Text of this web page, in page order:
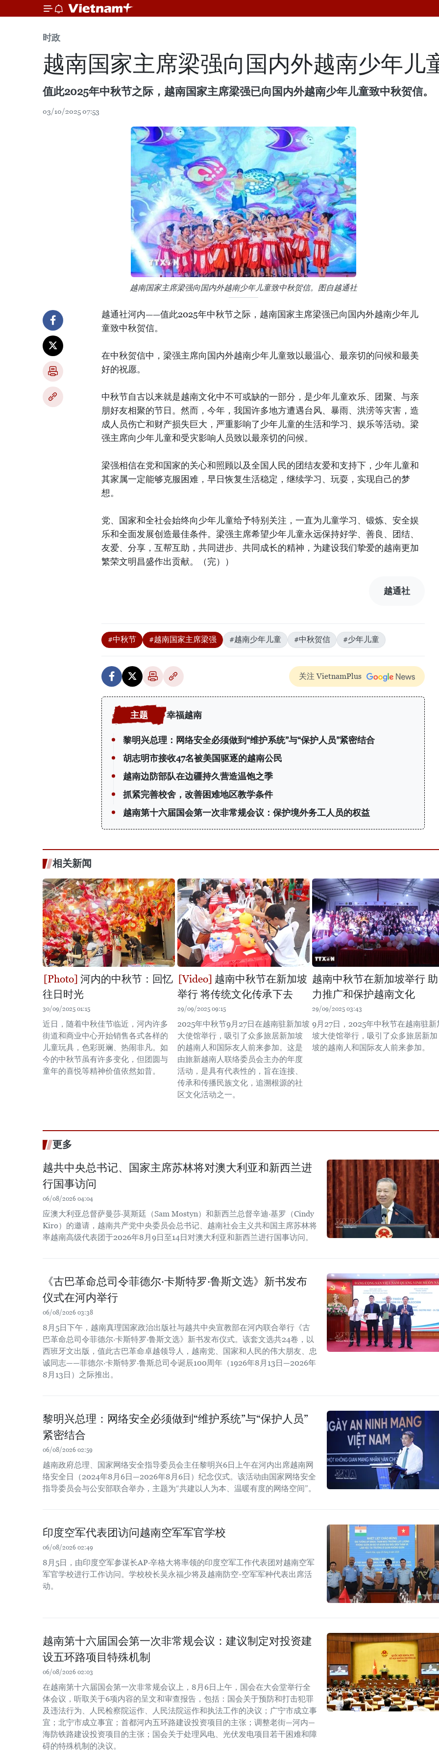
时政
越南国家主席梁强向国内外越南少年儿
值此2025年中秋节之际，越南国家主席梁强已向国内外越南少年儿童致中秋贺信。
03/10/2025 07:53
越南国家主席梁强向国内外越南少年儿童致中秋贺信。图自越通社
越通社河内——值此2025年中秋节之际，越南国家主席梁强已向国内外越南少年儿
童致中秋贺信。
在中秋贺信中，梁强主席向国内外越南少年儿童致以最温心、最亲切的问候和最美
好的祝愿。
中秋节自古以来就是越南文化中不可或缺的一部分，是少年儿童欢乐、团聚、与亲
朋好友相聚的节日。然而，今年，我国许多地方遭遇台风、暴雨、洪涝等灾害，造
成人员伤亡和财产损失巨大，严重影响了少年儿童的生活和学习、娱乐等活动。梁
强主席向少年儿童和受灾影响人员致以最亲切的问候。
梁强相信在党和国家的关心和照顾以及全国人民的团结友爱和支持下，少年儿童和
其家属一定能够克服困难，早日恢复生活稳定，继续学习、玩耍，实现自己的梦
想。
党、国家和全社会始终向少年儿童给予特别关注，一直为儿童学习、锻炼、安全娱
乐和全面发展创造最佳条件。梁强主席希望少年儿童永远保持好学、善良、团结、
友爱、分享，互帮互助，共同进步、共同成长的精神，为建设我们挚爱的越南更加
繁荣文明昌盛作出贡献。（完））
越通社
#中秋节 #越南国家主席梁强 #越南少年儿童 #中秋贺信 #少年儿童
关注 VietnamPlus
幸福越南
黎明兴总理：网络安全必须做到“维护系统”与“保护人员”紧密结合
胡志明市接收47名被美国驱逐的越南公民
越南边防部队在边疆持久营造温饱之季
抓紧完善校舍，改善困难地区教学条件
越南第十六届国会第一次非常规会议：保护境外务工人员的权益
相关新闻
河内的中秋节：回忆
往日时光
30/09/2025 01:15
近日，随着中秋佳节临近，河内许多
街道和商业中心开始销售各式各样的
儿童玩具，色彩斑斓、热闹非凡。如
今的中秋节虽有许多变化，但团圆与
童年的喜悦等精神价值依然如昔。
越南中秋节在新加坡
举行 将传统文化传承下去
29/09/2025 09:15
2025年中秋节9月27日在越南驻新加坡
大使馆举行，吸引了众多旅居新加坡
的越南人和国际友人前来参加。这是
由旅新越南人联络委员会主办的年度
活动，是具有代表性的，旨在连接、
传承和传播民族文化，追溯根源的社
区文化活动之一。
越南中秋节在新加坡举行 助
力推广和保护越南文化
29/09/2025 03:43
9月27日，2025年中秋节在越南驻新
坡大使馆举行，吸引了众多旅居新加
坡的越南人和国际友人前来参加。
更多
越共中央总书记、国家主席苏林将对澳大利亚和新西兰进
行国事访问
06/08/2026 04:04
应澳大利亚总督萨曼莎·莫斯廷（Sam Mostyn）和新西兰总督辛迪·基罗（Cindy
Kiro）的邀请，越南共产党中央委员会总书记、越南社会主义共和国主席苏林将
率越南高级代表团于2026年8月9日至14日对澳大利亚和新西兰进行国事访问。
《古巴革命总司令菲德尔·卡斯特罗·鲁斯文选》新书发布
仪式在河内举行
06/08/2026 03:38
8月5日下午，越南真理国家政治出版社与越共中央宣教部在河内联合举行《古
巴革命总司令菲德尔·卡斯特罗·鲁斯文选》新书发布仪式。该套文选共24卷，以
西班牙文出版，值此古巴革命卓越领导人，越南党、国家和人民的伟大朋友、忠
诚同志——菲德尔·卡斯特罗·鲁斯总司令诞辰100周年（1926年8月13日—2026年
8月13日）之际推出。
黎明兴总理：网络安全必须做到“维护系统”与“保护人员”
紧密结合
06/08/2026 02:59
越南政府总理、国家网络安全指导委员会主任黎明兴6日上午在河内出席越南网
络安全日（2024年8月6日—2026年8月6日）纪念仪式。该活动由国家网络安全
指导委员会与公安部联合举办，主题为“共建以人为本、温暖有度的网络空间”。
印度空军代表团访问越南空军军官学校
06/08/2026 02:49
8月5日，由印度空军参谋长AP·辛格大将率领的印度空军工作代表团对越南空军
军官学校进行工作访问。学校校长吴永福少将及越南防空-空军军种代表出席活
动。
越南第十六届国会第一次非常规会议：建议制定对投资建
设五环路项目特殊机制
06/08/2026 02:03
在越南第十六届国会第一次非常规会议上，8月6日上午，国会在大会堂举行全
体会议，听取关于6项内容的呈文和审查报告，包括：国会关于预防和打击犯罪
及违法行为、人民检察院运作、人民法院运作和执法工作的决议；广宁市成立事
宜；北宁市成立事宜；首都河内五环路建设投资项目的主张；调整老街—河内—
海防铁路建设投资项目的主张；国会关于处理风电、光伏发电项目若干困难和障
碍的特殊机制的决议。